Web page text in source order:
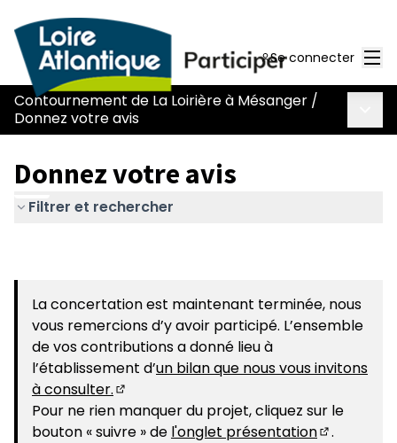
Se connecter
Contournement de La Loirière à Mésanger /
Donnez votre avis
Donnez votre avis
Filtrer et rechercher
La concertation est maintenant terminée, nous
vous remercions d’y avoir participé. L’ensemble
de vos contributions a donné lieu à
l’établissement d’un bilan que nous vous invitons
à consulter.
(S'ouvre dans un nouvel onglet)
Pour ne rien manquer du projet, cliquez sur le
bouton « suivre » de l'onglet présentation .